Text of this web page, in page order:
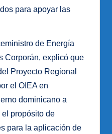
para apoyar las
de Energía
Corporán, explicó que
Proyecto Regional
el OIEA en
dominicano a
propósito de
para la aplicación de